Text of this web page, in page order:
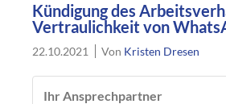
Kündigung des
Vertraulichkeit von
22.10.2021 Von Kristen Dresen
Ihr Ansprechpartner